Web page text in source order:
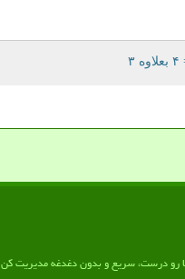
۳
ها رو درست، سریع و بدون دغدغه مدیریت کن